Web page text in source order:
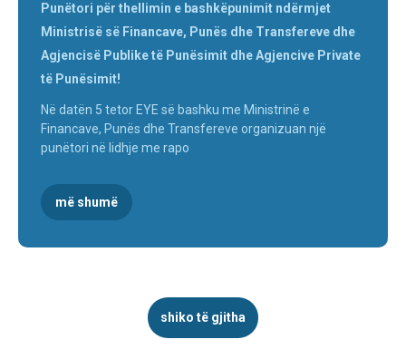
Punëtori për thellimin e bashkëpunimit ndërmjet
Ministrisë së Financave, Punës dhe Transfereve dhe
Agjencisë Publike të Punësimit dhe Agjencive Private
të Punësimit!
Në datën 5 tetor EYE së bashku me Ministrinë e
Financave, Punës dhe Transfereve organizuan një
punëtori në lidhje me rapo
më shumë
shiko të gjitha